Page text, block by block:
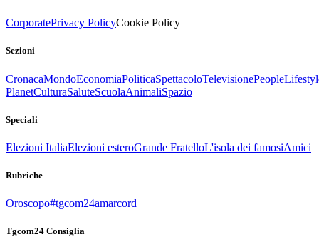
CorporatePrivacy PolicyCookie Policy
Sezioni
CronacaMondoEconomiaPoliticaSpettacoloTelevisionePeople
PlanetCulturaSaluteScuolaAnimaliSpazio
Speciali
Elezioni ItaliaElezioni esteroGrande FratelloL'isola dei famosiAmici
Rubriche
Oroscopo#tgcom24amarcord
Tgcom24 Consiglia